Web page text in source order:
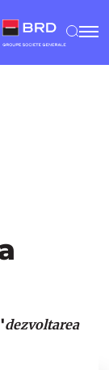
dezvoltarea